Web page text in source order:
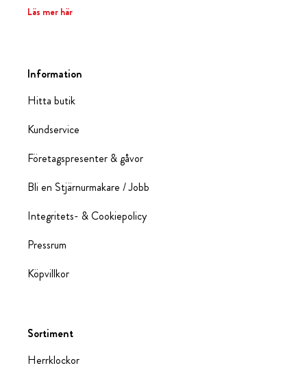
Läs mer här
Information
Hitta butik
Kundservice
Företagspresenter & gåvor
Bli en Stjärnurmakare / Jobb
Integritets- & Cookiepolicy
Pressrum
Köpvillkor
Sortiment
Herrklockor